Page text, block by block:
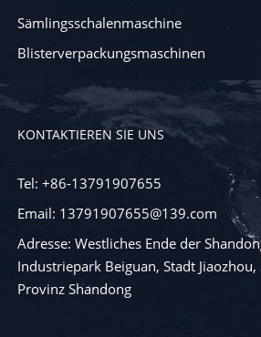
Sämlingsschalenmaschine
Blisterverpackungsmaschinen
KONTAKTIEREN SIE UNS
Tel: +86-13791907655
Email: 13791907655@139.com
Adresse: Westliches Ende der
Industriepark Beiguan, Stadt
Provinz Shandong